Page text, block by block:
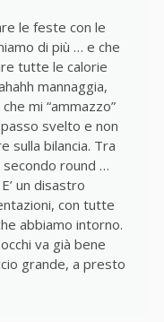
le feste con le
di più … e che
tutte le calorie
mannaggia,
mi “ammazzo”
svelto e non
sulla bilancia. Tra
secondo round …
un disastro
con tutte
abbiamo intorno.
va già bene
grande, a presto